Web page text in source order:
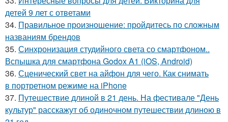
детей 9 лет с ответами
34. Правильное произношение: пройдитесь по сложным
названиям брендов
35. Синхронизация студийного света со смартфоном..
Вспышка для смартфона Godox A1 (iOS, Android)
36. Сценический свет на айфон для чего. Как снимать
в портретном режиме на iPhone
37. Путешествие длиной в 21 день. На фестивале "День
культур" расскажут об одиночном путешествии длиною в